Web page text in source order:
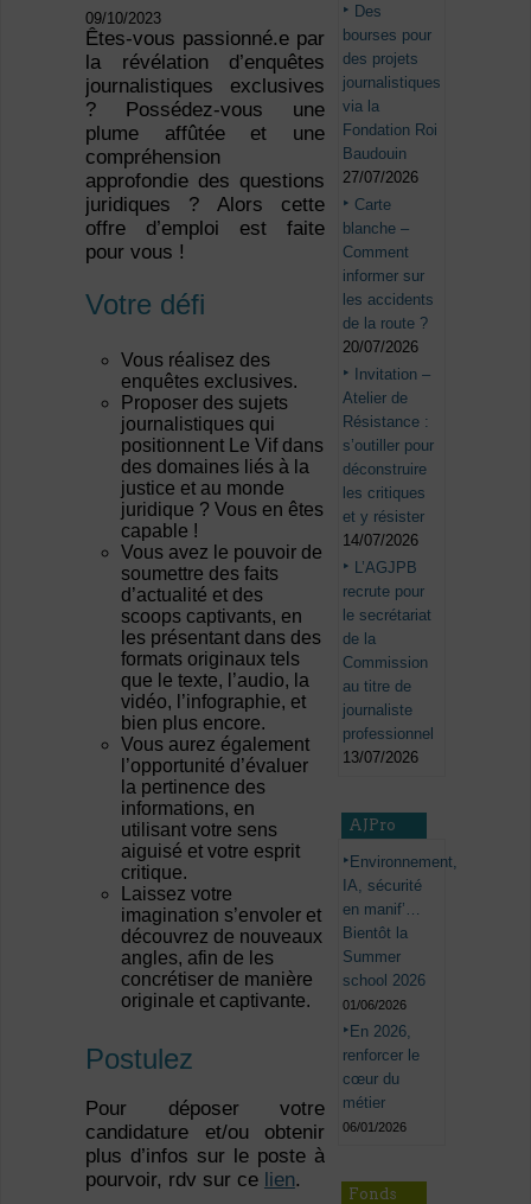
09/10/2023
Êtes-vous passionné.e par
la révélation d’enquêtes
journalistiques exclusives
? Possédez-vous une
plume affûtée et une
compréhension
approfondie des questions
juridiques ? Alors cette
offre d’emploi est faite
pour vous !
Votre défi
Vous réalisez des
enquêtes exclusives.
Proposer des sujets
journalistiques qui
positionnent Le Vif dans
des domaines liés à la
justice et au monde
juridique ? Vous en êtes
capable !
Vous avez le pouvoir de
soumettre des faits
d’actualité et des
scoops captivants, en
les présentant dans des
formats originaux tels
que le texte, l’audio, la
vidéo, l’infographie, et
bien plus encore.
Vous aurez également
l’opportunité d’évaluer
la pertinence des
informations, en
utilisant votre sens
aiguisé et votre esprit
critique.
Laissez votre
imagination s’envoler et
découvrez de nouveaux
angles, afin de les
concrétiser de manière
originale et captivante.
Postulez
Pour déposer votre
candidature et/ou obtenir
plus d’infos sur le poste à
pourvoir, rdv sur ce lien.
Des
bourses pour
des projets
journalistiques
via la
Fondation Roi
Baudouin
27/07/2026
Carte
blanche –
Comment
informer sur
les accidents
de la route ?
20/07/2026
Invitation –
Atelier de
Résistance :
s’outiller pour
déconstruire
les critiques
et y résister
14/07/2026
L’AGJPB
recrute pour
le secrétariat
de la
Commission
au titre de
journaliste
professionnel
13/07/2026
AJPro
Environnement,
IA, sécurité
en manif’…
Bientôt la
Summer
school 2026
01/06/2026
En 2026,
renforcer le
cœur du
métier
06/01/2026
Fonds